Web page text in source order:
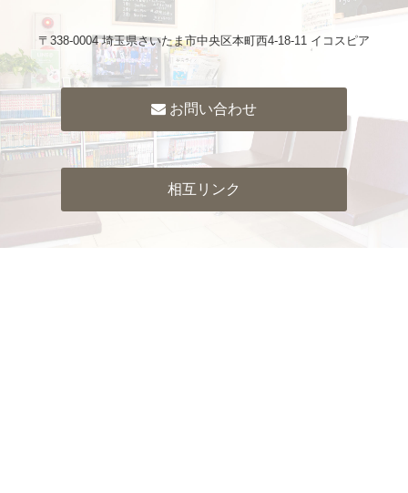
〒338-0004 埼玉県さいたま市中央区本町西4-18-11 イコスピア
お問い合わせ
相互リンク